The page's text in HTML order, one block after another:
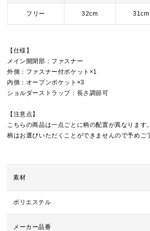
フリー 32cm 31cm
【仕様】
メイン開閉部：ファスナー
外側：ファスナー付ポケット×1
内側：オープンポケット×3
ショルダーストラップ：長さ調節可
【注意点】
こちらの商品は一点ごとに柄の配置が異なります。
柄はお選びいただくことができませんので予めご
素材
ポリエステル
メーカー品番